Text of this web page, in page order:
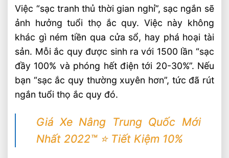
Việc “sạc tranh thủ thời gian nghỉ”, sạc ngắn sẽ
ảnh hưởng tuổi thọ ắc quy. Việc này không
khác gì ném tiền qua cửa sổ, hay phá hoại tài
sản. Mỗi ắc quy được sinh ra với 1500 lần “sạc
đầy 100% và phóng hết điện tới 20-30%”. Nếu
bạn “sạc ắc quy thường xuyên hơn”, tức đã rút
ngắn tuổi thọ ắc quy đó.
Giá Xe Nâng Trung Quốc Mới
Nhất 2022™ ⭐️ Tiết Kiệm 10%